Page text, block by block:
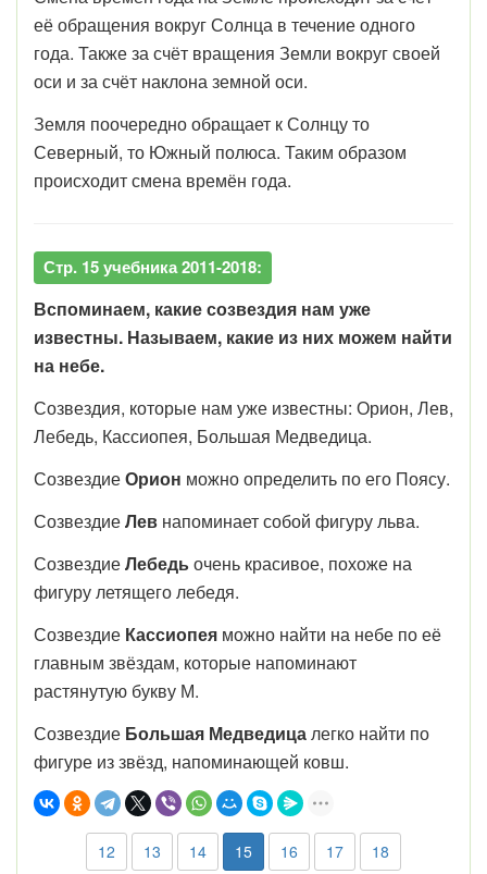
её обращения вокруг Солнца в течение одного
года. Также за счёт вращения Земли вокруг своей
оси и за счёт наклона земной оси.
Земля поочередно обращает к Солнцу то
Северный, то Южный полюса. Таким образом
происходит смена времён года.
Стр. 15 учебника 2011-2018:
Вспоминаем, какие созвездия нам уже
известны. Называем, какие из них можем найти
на небе.
Созвездия, которые нам уже известны: Орион, Лев,
Лебедь, Кассиопея, Большая Медведица.
СозвездиеОрион можно определить по его Поясу.
СозвездиеЛев напоминает собой фигуру льва.
СозвездиеЛебедьочень красивое, похоже на
фигуру летящего лебедя.
Созвездие Кассиопея можно найти на небе по её
главным звёздам, которые напоминают
растянутую букву М.
Созвездие Большая Медведицалегко найти по
фигуре из звёзд, напоминающей ковш.
12 13 14 15 16 17 18